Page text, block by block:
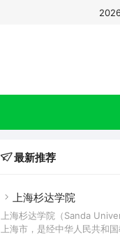
最新推荐
上海杉达学院
上海杉达学院（Sanda
上海市，是经中华人民共和